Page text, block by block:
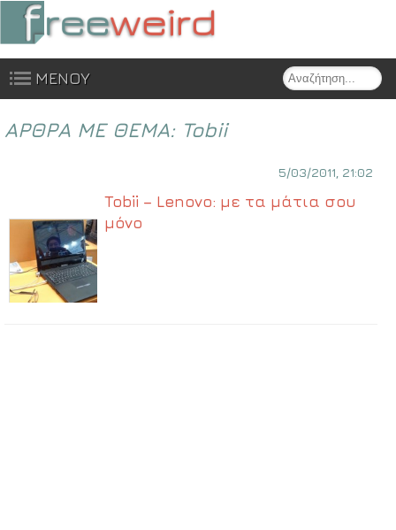
Search
ΜΕΝΟΥ
Skip to content
ΑΡΘΡΑ ΜΕ ΘΕΜΑ: Tobii
5/03/2011, 21:02
Tobii – Lenovo: με τα μάτια σου
μόνο